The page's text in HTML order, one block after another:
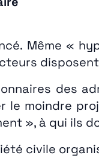
Même «
des
le moindre
», à qui ils
civile